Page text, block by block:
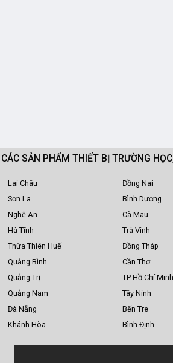
SẢN PHẨM THIẾT BỊ TRƯỜNG
Lai Châu
Sơn La
Nghệ An
Hà Tĩnh
Thừa Thiên Huế
Quảng Bình
Quảng Trị
Quảng Nam
Đà Nẵng
Khánh Hòa
Đồng Nai
Bình Dương
Cà Mau
Trà Vinh
Đồng Tháp
Cần Thơ
TP Hồ Chí Minh
Tây Ninh
Bến Tre
Bình Định